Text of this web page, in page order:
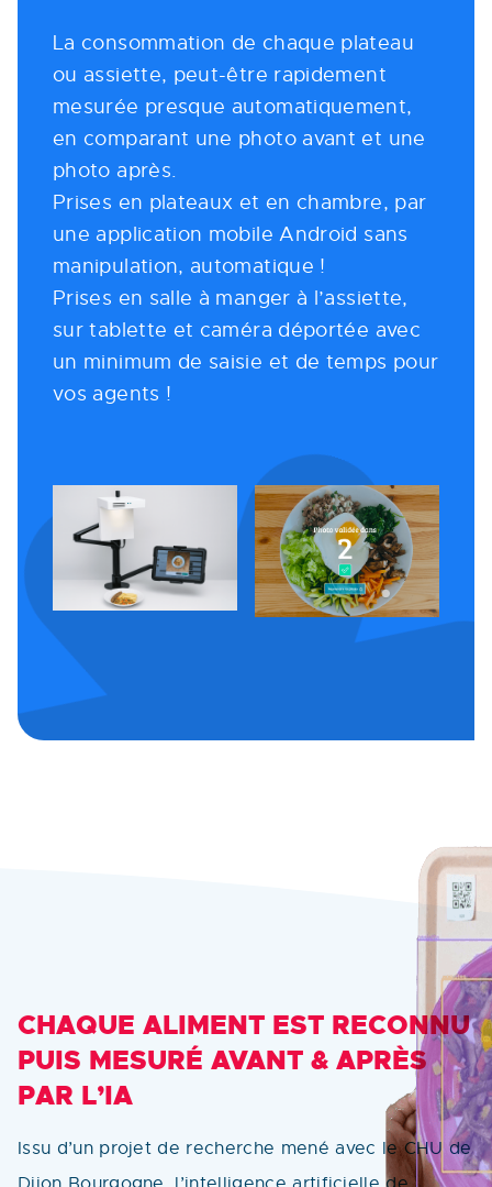
La consommation de chaque plateau
ou assiette, peut-être rapidement
mesurée presque automatiquement,
en comparant une photo avant et une
photo après.
Prises en plateaux et en chambre, par
une application mobile Android sans
manipulation, automatique !
Prises en salle à manger à l’assiette,
sur tablette et caméra déportée avec
un minimum de saisie et de temps pour
vos agents !
CHAQUE ALIMENT EST RECONNU
PUIS MESURÉ AVANT & APRÈS
PAR L’IA
Issu d’un projet de recherche mené avec le CHU de